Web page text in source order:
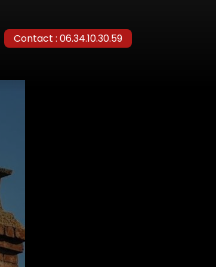
Contact : 06.34.10.30.59